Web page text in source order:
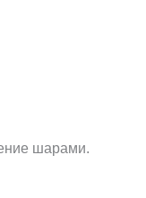
шарами.